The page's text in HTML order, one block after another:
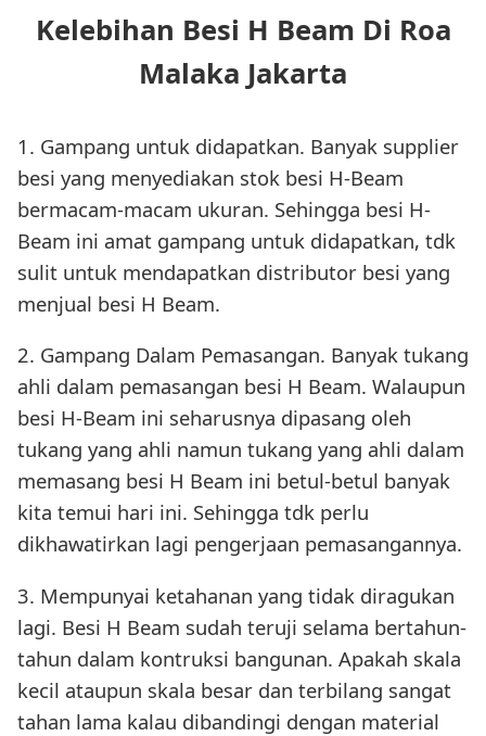
Kelebihan Besi H Beam Di Roa
Malaka Jakarta
1. Gampang untuk didapatkan. Banyak supplier
besi yang menyediakan stok besi H-Beam
bermacam-macam ukuran. Sehingga besi H-
Beam ini amat gampang untuk didapatkan, tdk
sulit untuk mendapatkan distributor besi yang
menjual besi H Beam.
2. Gampang Dalam Pemasangan. Banyak tukang
ahli dalam pemasangan besi H Beam. Walaupun
besi H-Beam ini seharusnya dipasang oleh
tukang yang ahli namun tukang yang ahli dalam
memasang besi H Beam ini betul-betul banyak
kita temui hari ini. Sehingga tdk perlu
dikhawatirkan lagi pengerjaan pemasangannya.
3. Mempunyai ketahanan yang tidak diragukan
lagi. Besi H Beam sudah teruji selama bertahun-
tahun dalam kontruksi bangunan. Apakah skala
kecil ataupun skala besar dan terbilang sangat
tahan lama kalau dibandingi dengan material